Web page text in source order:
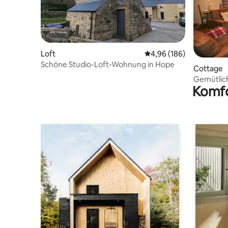
Loft Durchschnittliche
4,96 (186)
Schöne Studio-Loft-Wohnung in Hope
Cottage
in